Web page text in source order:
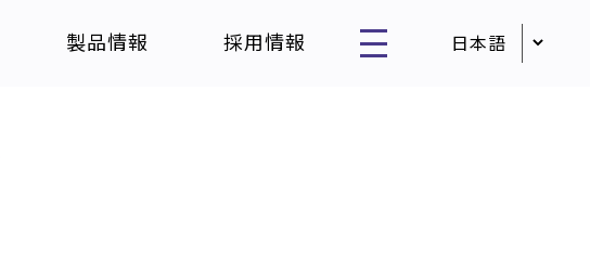
製品情報 採用情報